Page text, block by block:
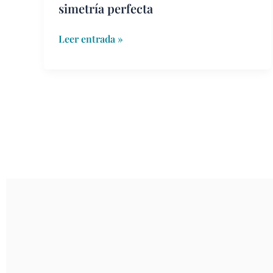
simetría perfecta
Leer entrada »